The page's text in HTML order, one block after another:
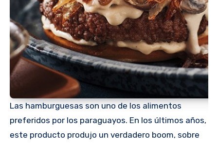
Las hamburguesas son uno de los alimentos
preferidos por los paraguayos. En los últimos años,
este producto produjo un verdadero boom, sobre